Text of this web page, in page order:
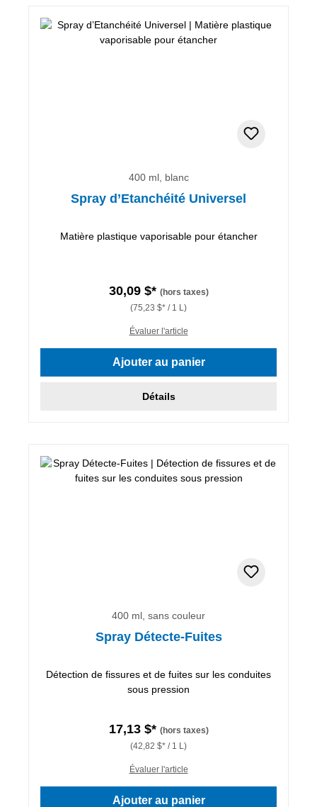
400 ml, blanc
Spray d’Etanchéité Universel
Matière plastique vaporisable pour étancher
30,09 $* (hors taxes)
(75,23 $* / 1 L)
Évaluer l'article
Ajouter au panier
Détails
400 ml, sans couleur
Spray Détecte-Fuites
Détection de fissures et de fuites sur les conduites
sous pression
17,13 $* (hors taxes)
(42,82 $* / 1 L)
Évaluer l'article
Ajouter au panier